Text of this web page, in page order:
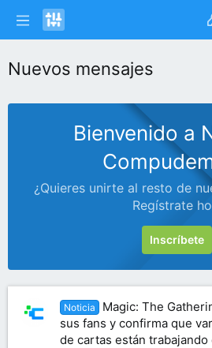
Nuevos mensajes
Bienvenido a
¿Quieres unirte al resto de
Regístrate
Inscríbete
Noticia
Magic: The
sus fans y confirma que
de cartas están trabajando